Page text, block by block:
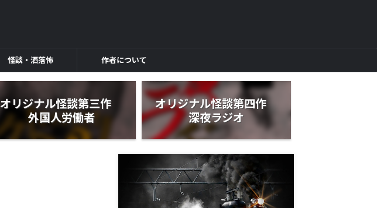
怪談・洒落怖 作者について
オリジナル怪談第三作
外国人労働者
オリジナル怪談第四作
深夜ラジオ